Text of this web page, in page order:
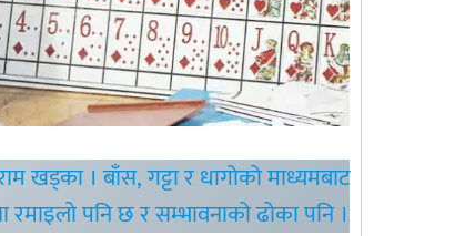
खड्का । बाँस, गट्टा र धागोको माध्यमबाट
पनि छ र सम्भावनाको ढोका पनि ।